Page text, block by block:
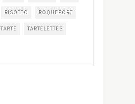
RISOTTO ROQUEFORT
TARTE TARTELETTES